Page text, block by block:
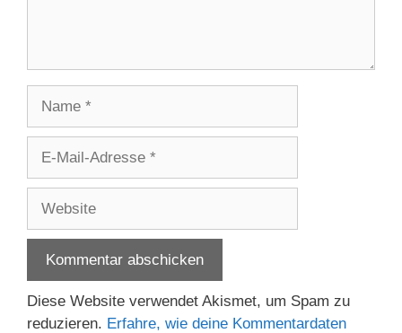
Adresse
Diese Website verwendet Akismet, um Spam zu
reduzieren. Erfahre, wie deine Kommentardaten